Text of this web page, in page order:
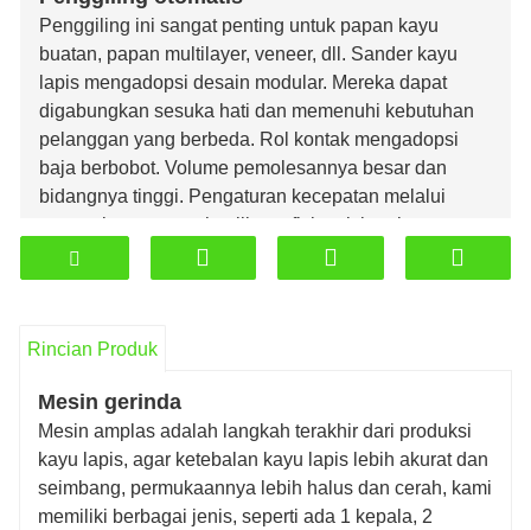
Penggiling ini sangat penting untuk papan kayu
buatan, papan multilayer, veneer, dll. Sander kayu
lapis mengadopsi desain modular. Mereka dapat
digabungkan sesuka hati dan memenuhi kebutuhan
pelanggan yang berbeda. Rol kontak mengadopsi
baja berbobot. Volume pemolesannya besar dan
bidangnya tinggi. Pengaturan kecepatan melalui
tenaga besar, menghasilkan efisiensi tinggi.
Rincian Produk
Mesin gerinda
Mesin amplas adalah langkah terakhir dari produksi
kayu lapis, agar ketebalan kayu lapis lebih akurat dan
seimbang, permukaannya lebih halus dan cerah, kami
memiliki berbagai jenis, seperti ada 1 kepala, 2